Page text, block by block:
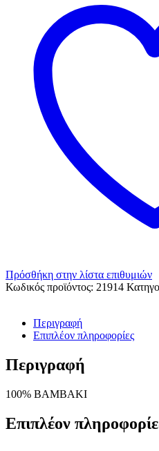
Πρόσθήκη στην λίστα επιθυμιών
Κωδικός προϊόντος: 21914
Περιγραφή
Επιπλέον πληροφορίες
Περιγραφή
100% ΒΑΜΒΑΚΙ
Επιπλέον